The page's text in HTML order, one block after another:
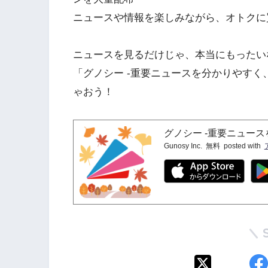
ニュースや情報を楽しみながら、オトク
ニュースを見るだけじゃ、本当にもった
「グノシー -重要ニュースを分かりやす
ゃおう！
グノシー -重要ニュー
Gunosy Inc. 無料 posted with